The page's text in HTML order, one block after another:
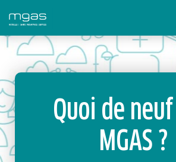
Quoi de
MGAS ?